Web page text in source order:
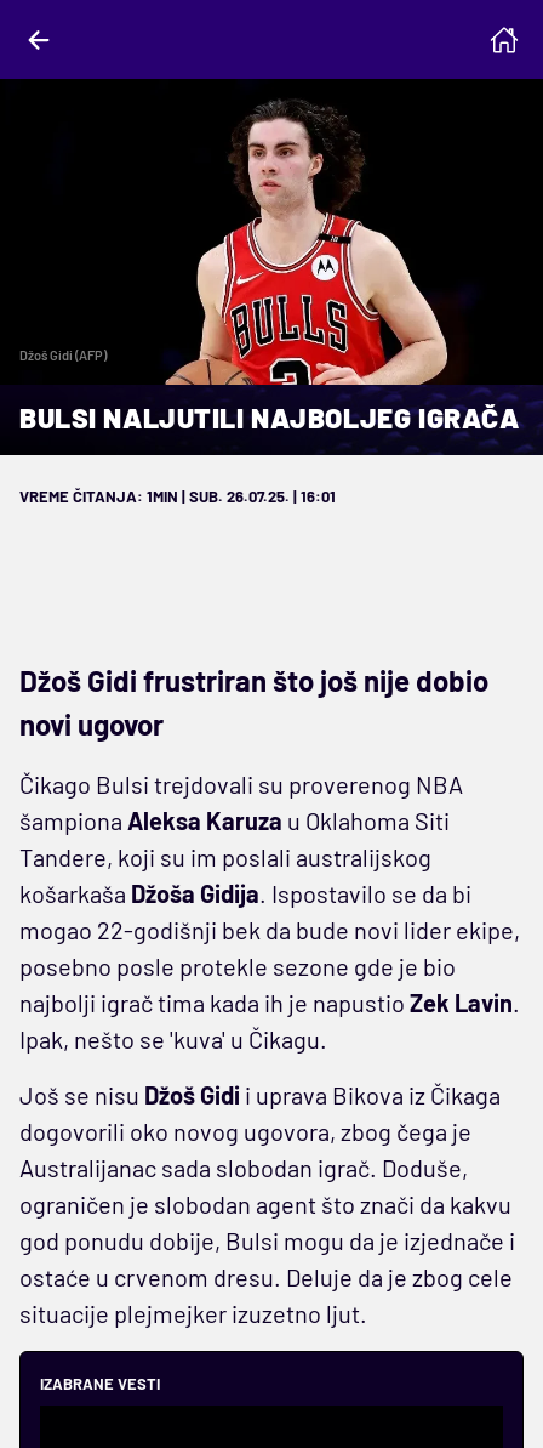
Džoš Gidi (AFP)
BULSI NALJUTILI NAJBOLJEG IGRAČA
VREME ČITANJA: 1MIN | SUB. 26.07.25. | 16:01
Džoš Gidi frustriran što još nije dobio
novi ugovor
Čikago Bulsi trejdovali su proverenog NBA
šampiona Aleksa Karuza u Oklahoma Siti
Tandere, koji su im poslali australijskog
košarkaša Džoša Gidija. Ispostavilo se da bi
mogao 22-godišnji bek da bude novi lider ekipe,
posebno posle protekle sezone gde je bio
najbolji igrač tima kada ih je napustio Zek Lavin.
Ipak, nešto se 'kuva' u Čikagu.
Još se nisu Džoš Gidi i uprava Bikova iz Čikaga
dogovorili oko novog ugovora, zbog čega je
Australijanac sada slobodan igrač. Doduše,
ograničen je slobodan agent što znači da kakvu
god ponudu dobije, Bulsi mogu da je izjednače i
ostaće u crvenom dresu. Deluje da je zbog cele
situacije plejmejker izuzetno ljut.
IZABRANE VESTI